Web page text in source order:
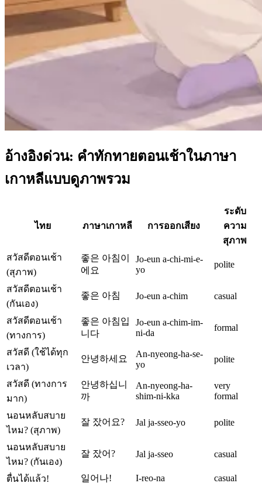
อ้างอิงด่วน: คำทักทายตอนเช้าในภาษา
เกาหลีแบบดูภาพรวม
ไทย ภาษาเกาหลี การออกเสียง
ระดับ
ความ
สุภาพ
สวัสดีตอนเช้า
(สุภาพ)
좋은 아침이
에요
Jo-eun a-chi-mi-e-
yo
polite
สวัสดีตอนเช้า
(กันเอง)
좋은 아침 Jo-eun a-chim casual
สวัสดีตอนเช้า
(ทางการ)
좋은 아침입
니다
Jo-eun a-chim-im-
ni-da
formal
สวัสดี (ใช้ได้ทุก
เวลา)
안녕하세요
An-nyeong-ha-se-
yo
polite
สวัสดี (ทางการ
มาก)
안녕하십니
까
An-nyeong-ha-
shim-ni-kka
very
formal
นอนหลับสบาย
ไหม? (สุภาพ)
잘 잤어요? Jal ja-sseo-yo polite
นอนหลับสบาย
ไหม? (กันเอง)
잘 잤어? Jal ja-sseo casual
ตื่นได้แล้ว! 일어나! I-reo-na
casual